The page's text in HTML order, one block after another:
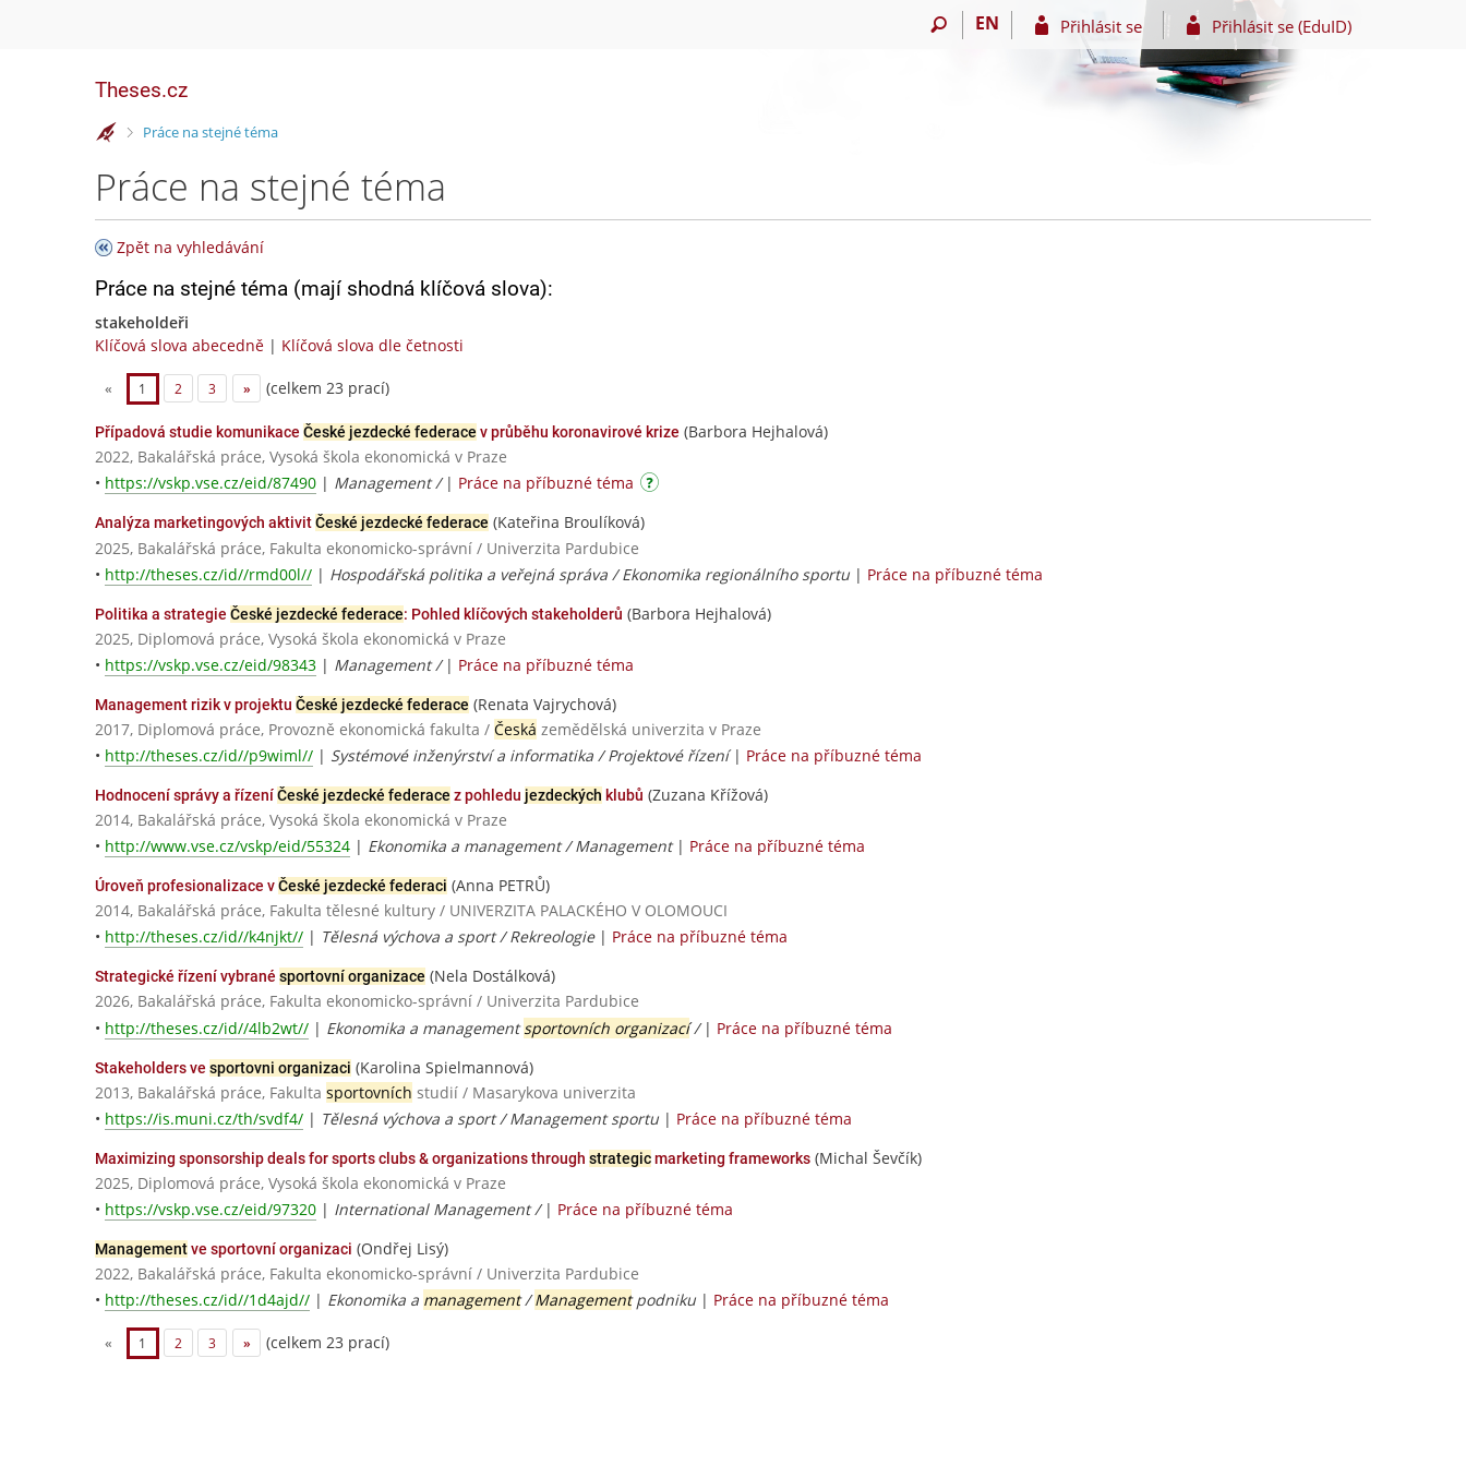
EN Přihlásit se Přihlásit se (EduID)
Theses.cz
>Práce na stejné téma
Práce na stejné téma
Zpět na vyhledávání
Práce na stejné téma (mají shodná klíčová slova):
stakeholdeři
Klíčová slova abecedně | Klíčová slova dle četnosti
« 1 2 3 » (celkem 23 prací)
Případová studie komunikace České jezdecké federace v průběhu koronavirové krize (Barbora Hejhalová)
2022, Bakalářská práce, Vysoká škola ekonomická v Praze
• https://vskp.vse.cz/eid/87490 | Management / | Práce na příbuzné téma
Analýza marketingových aktivitČeské jezdecké federace (Kateřina Broulíková)
2025, Bakalářská práce, Fakulta ekonomicko-správní / Univerzita Pardubice
• http://theses.cz/id//rmd00l// | Hospodářská politika a veřejná správa / Ekonomika regionálního sportu | Práce na příbuzné téma
Politika a strategie České jezdecké federace: Pohled klíčových stakeholderů (Barbora Hejhalová)
2025, Diplomová práce, Vysoká škola ekonomická v Praze
• https://vskp.vse.cz/eid/98343 | Management / | Práce na příbuzné téma
Management rizik v projektu České jezdecké federace (Renata Vajrychová)
2017, Diplomová práce, Provozně ekonomická fakulta / Česká zemědělská univerzita v Praze
• http://theses.cz/id//p9wiml// | Systémové inženýrství a informatika / Projektové řízení| Práce na příbuzné téma
Hodnocení správy a řízeníČeské jezdecké federace z pohledu jezdeckých klubů (Zuzana Křížová)
2014, Bakalářská práce, Vysoká škola ekonomická v Praze
• http://www.vse.cz/vskp/eid/55324 | Ekonomika a management / Management| Práce na příbuzné téma
Úroveň profesionalizace vČeské jezdecké federaci (Anna PETRŮ)
2014, Bakalářská práce, Fakulta tělesné kultury / UNIVERZITA PALACKÉHO V OLOMOUCI
• http://theses.cz/id//k4njkt// | Tělesná výchova a sport / Rekreologie| Práce na příbuzné téma
Strategické řízení vybrané sportovní organizace (Nela Dostálková)
2026, Bakalářská práce, Fakulta ekonomicko-správní / Univerzita Pardubice
• http://theses.cz/id//4lb2wt// | Ekonomika a managementsportovních organizací/ | Práce na příbuzné téma
Stakeholders ve sportovni organizaci (Karolina Spielmannová)
2013, Bakalářská práce, Fakulta sportovních studií / Masarykova univerzita
• https://is.muni.cz/th/svdf4/ | Tělesná výchova a sport / Management sportu | Práce na příbuzné téma
Maximizing sponsorship deals for sports clubs & organizations through strategicmarketing frameworks (Michal Ševčík)
2025, Diplomová práce, Vysoká škola ekonomická v Praze
• https://vskp.vse.cz/eid/97320 | International Management / | Práce na příbuzné téma
Managementve sportovní organizaci (Ondřej Lisý)
2022, Bakalářská práce, Fakulta ekonomicko-správní / Univerzita Pardubice
• http://theses.cz/id//1d4ajd// | Ekonomika a management/Managementpodniku | Práce na příbuzné téma
« 1 2 3 » (celkem 23 prací)